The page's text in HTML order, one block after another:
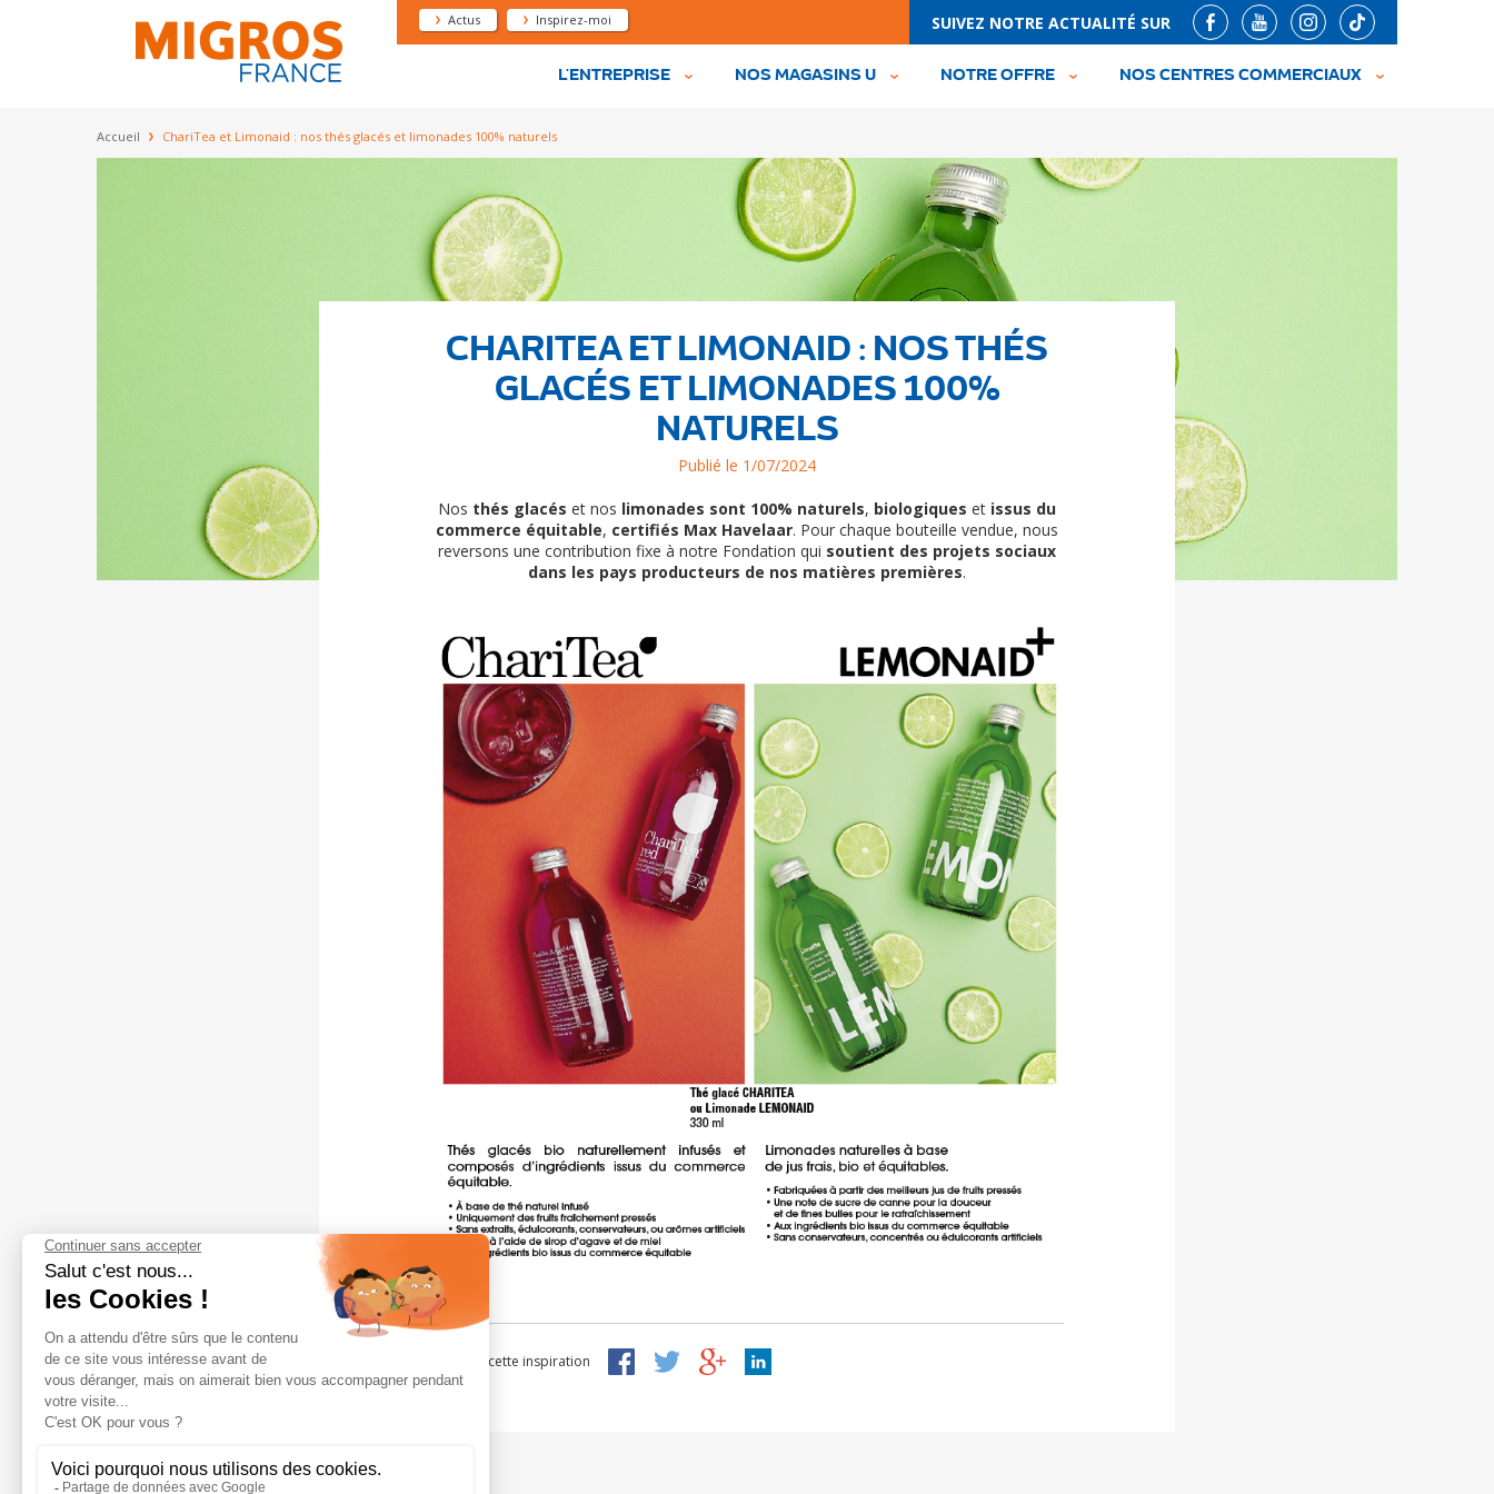
Menu header
Actus Inspirez-moi SUIVEZ NOTRE ACTUALITÉ SUR
L'ENTREPRISE NOS MAGASINS U NOTRE OFFRE NOS CENTRES COMMERCIAUX
Vous êtes ici
Accueil ChariTea et Limonaid : nos thés glacés et limonades 100% naturels
CHARITEA ET LIMONAID : NOS THÉS
GLACÉS ET LIMONADES 100%
NATURELS
Publié le 1/07/2024
Nos thés glacés et nos limonades sont 100% naturels, biologiques et issus du
commerce équitable, certifiés Max Havelaar. Pour chaque bouteille vendue, nous
reversons une contribution fixe à notre Fondation qui soutient des projets sociaux
dans les pays producteurs de nos matières premières.
Partager cette inspiration